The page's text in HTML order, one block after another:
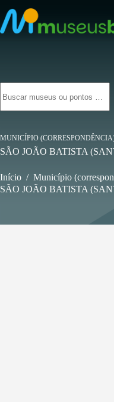
para
o
conteúdo
resultados
MUNICÍPIO
SÃO JOÃO BATISTA
Início / Município
SÃO JOÃO BATISTA